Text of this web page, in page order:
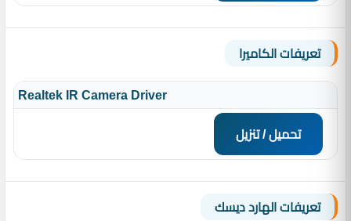
تعريفات الكاميرا
Realtek IR Camera Driver
تحميل / تنزيل
تعريفات الهارد ديسك